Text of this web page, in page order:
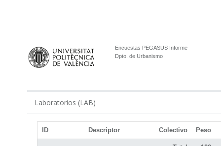
Encuestas PEGASUS Informe
Dpto. de Urbanismo
Laboratorios (LAB)
ID Descriptor Colectivo Peso